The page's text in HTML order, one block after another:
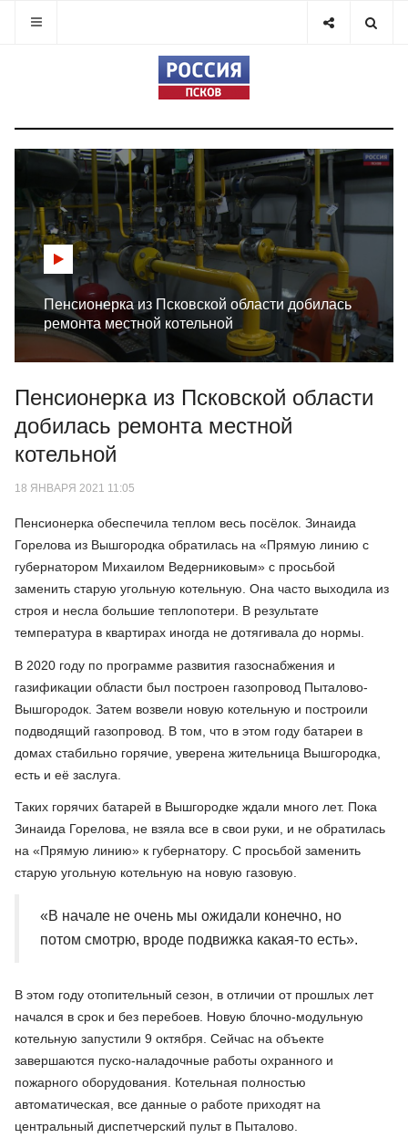
Пенсионерка из Псковской области добилась
ремонта местной котельной
Пенсионерка из Псковской области
добилась ремонта местной
котельной
18 ЯНВАРЯ 2021 11:05
Пенсионерка обеспечила теплом весь посёлок. Зинаида
Горелова из Вышгородка обратилась на «Прямую линию с
губернатором Михаилом Ведерниковым» с просьбой
заменить старую угольную котельную. Она часто выходила из
строя и несла большие теплопотери. В результате
температура в квартирах иногда не дотягивала до нормы.
В 2020 году по программе развития газоснабжения и
газификации области был построен газопровод Пыталово-
Вышгородок. Затем возвели новую котельную и построили
подводящий газопровод. В том, что в этом году батареи в
домах стабильно горячие, уверена жительница Вышгородка,
есть и её заслуга.
Таких горячих батарей в Вышгородке ждали много лет. Пока
Зинаида Горелова, не взяла все в свои руки, и не обратилась
на «Прямую линию» к губернатору. С просьбой заменить
старую угольную котельную на новую газовую.
«В начале не очень мы ожидали конечно, но
потом смотрю, вроде подвижка какая-то есть».
В этом году отопительный сезон, в отличии от прошлых лет
начался в срок и без перебоев. Новую блочно-модульную
котельную запустили 9 октября. Сейчас на объекте
завершаются пуско-наладочные работы охранного и
пожарного оборудования. Котельная полностью
автоматическая, все данные о работе приходят на
центральный диспетчерский пульт в Пыталово.